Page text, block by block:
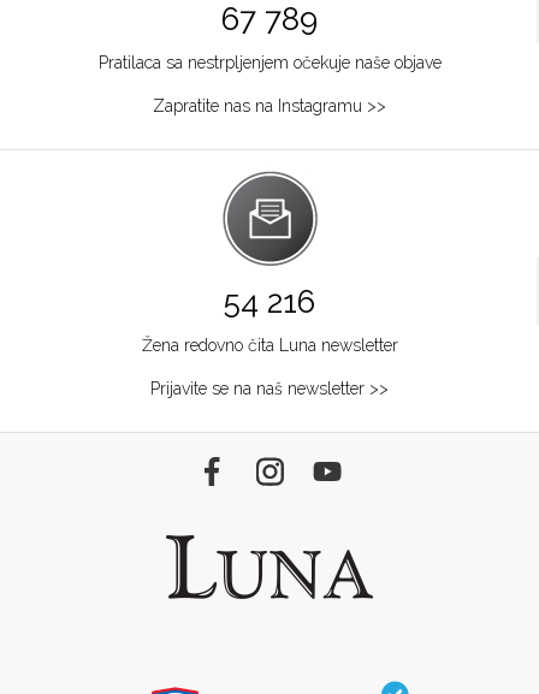
67 789
Pratilaca sa nestrpljenjem očekuje naše objave
Zapratite nas na Instagramu >>
54 216
Žena redovno čita Luna newsletter
Prijavite se na naš newsletter >>